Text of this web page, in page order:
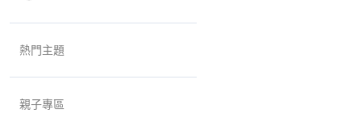
熱門主題
親子專區